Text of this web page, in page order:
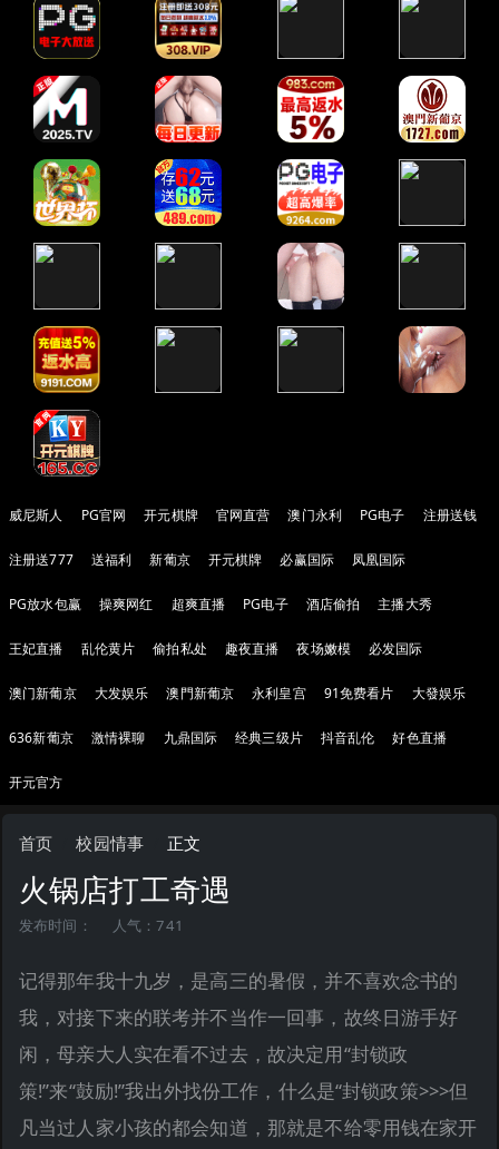
威尼斯人 PG官网 开元棋牌 官网直营 澳门永利 PG电子 注册送钱
注册送777 送福利 新葡京 开元棋牌 必赢国际 凤凰国际
PG放水包赢 操爽网红 超爽直播 PG电子 酒店偷拍 主播大秀
王妃直播 乱伦黄片 偷拍私处 趣夜直播 夜场嫩模 必发国际
澳门新葡京 大发娱乐 澳門新葡京 永利皇宫 91免费看片 大發娱乐
636新葡京 激情裸聊 九鼎国际 经典三级片 抖音乱伦 好色直播
开元官方
首页 校园情事 正文
火锅店打工奇遇
发布时间： 人气：741
记得那年我十九岁，是高三的暑假，并不喜欢念书的
我，对接下来的联考并不当作一回事，故终日游手好
闲，母亲大人实在看不过去，故决定用“封锁政
策!”来“鼓励!”我出外找份工作，什么是“封锁政策>>>但
凡当过人家小孩的都会知道，那就是不给零用钱在家开